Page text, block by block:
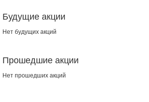
Будущие акции
Нет будущих акций
Прошедшие акции
Нет прошедших акций